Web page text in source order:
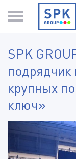
SPK
подрядчик
крупных
ключ»